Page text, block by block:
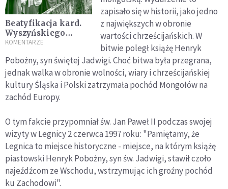
Beatyfikacja kard.
Wyszyńskiego
stawia Kościół przed
KOMENTARZE
zapisało się w historii, jako jedno
z największych w obronie
wartości chrześcijańskich. W
bitwie poległ książę Henryk
Pobożny, syn świętej Jadwigi. Choć bitwa była przegrana,
jednak walka w obronie wolności, wiary i chrześcijańskiej
kultury Śląska i Polski zatrzymała pochód Mongołów na
zachód Europy.
O tym fakcie przypomniał św. Jan Paweł II podczas swojej
wizyty w Legnicy 2 czerwca 1997 roku: "Pamiętamy, że
Legnica to miejsce historyczne - miejsce, na którym książę
piastowski Henryk Pobożny, syn św. Jadwigi, stawił czoło
najeźdźcom ze Wschodu, wstrzymując ich groźny pochód
ku Zachodowi".